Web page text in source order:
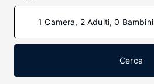
1 Camera, 2 Adulti, 0 Bambini
Cerca